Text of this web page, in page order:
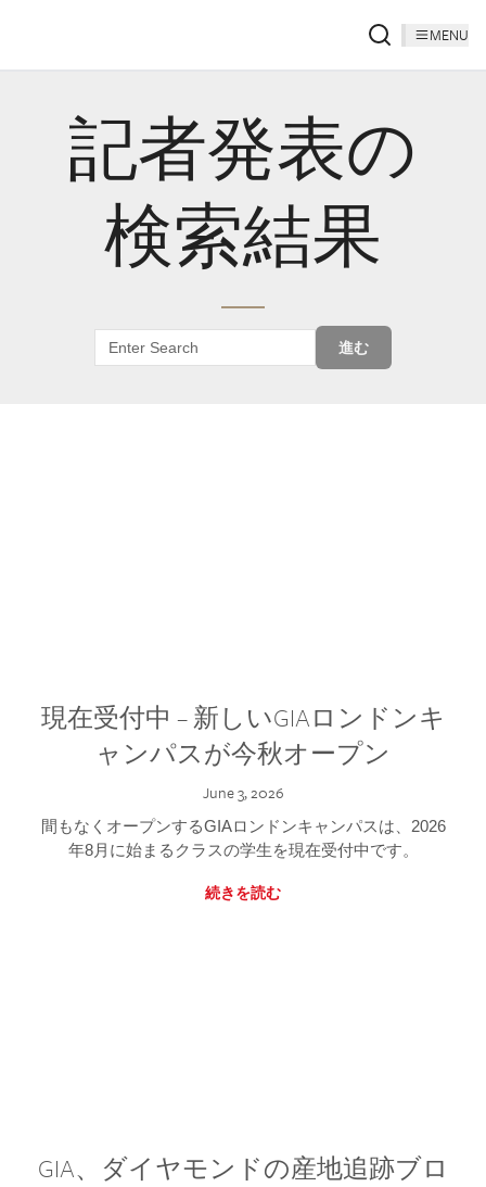
MENU
記者発表の
検索結果
進む
現在受付中 – 新しいGIAロンドンキ
ャンパスが今秋オープン
June 3, 2026
間もなくオープンするGIAロンドンキャンパスは、2026
年8月に始まるクラスの学生を現在受付中です。
続きを読む
GIA、ダイヤモンドの産地追跡ブロ